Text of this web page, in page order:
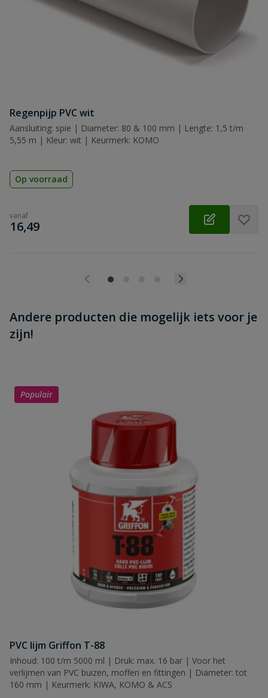
Samenvatting
Beoordeling versturen
Regenpijp PVC wit
Aansluiting: spie | Diameter: 80 & 100 mm | Lengte: 1,5 t/m
5,55 m | Kleur: wit | Keurmerk: KOMO
Op voorraad
vanaf
€
16,49
Andere producten die mogelijk iets voor je
zijn!
Populair
PVC lijm Griffon T-88
Inhoud: 100 t/m 5000 ml | Druk: max. 16 bar | Voor het
verlijmen van PVC buizen, moffen en fittingen | Diameter: tot
160 mm | Keurmerk: KIWA, KOMO & ACS